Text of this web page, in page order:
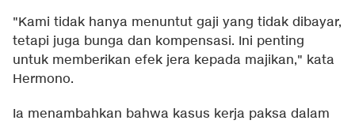
"Kami tidak hanya menuntut gaji yang tidak dibayar,
tetapi juga bunga dan kompensasi. Ini penting
untuk memberikan efek jera kepada majikan," kata
Hermono.
Ia menambahkan bahwa kasus kerja paksa dalam